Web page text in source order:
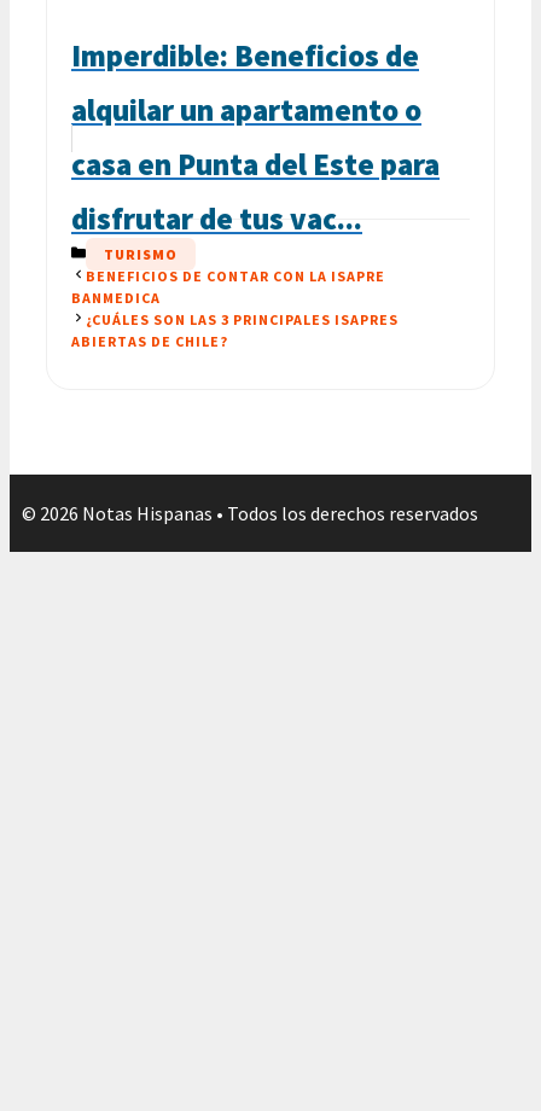
Imperdible: Beneficios de
alquilar un apartamento o
casa en Punta del Este para
disfrutar de tus vac...
CATEGORÍAS
TURISMO
BENEFICIOS DE CONTAR CON LA ISAPRE
BANMEDICA
¿CUÁLES SON LAS 3 PRINCIPALES ISAPRES
ABIERTAS DE CHILE?
© 2026 Notas Hispanas • Todos los derechos reservados